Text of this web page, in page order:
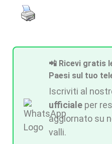
📲 Ricevi gratis
Paesi sul tuo
Iscriviti al
ufficiale per
aggiornato su
valli.